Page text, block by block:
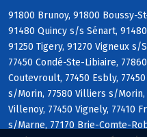
91800 Brunoy, 91800 Boussy-
91480 Quincy s/s Sénart,
91250 Tigery, 91270 Vigneux s/
77450 Condé-Ste-Libiaire,
Coutevroult, 77450 Esbly,
s/Morin, 77580 Villiers s/
Villenoy, 77450 Vignely, 77410
s/Marne, 77170 Brie-Comte-